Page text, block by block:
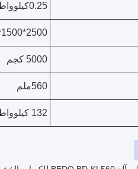
0.25كيلوواط
2500*1500*1800 مم
5000 كجم
560ملم
132 كيلوواط